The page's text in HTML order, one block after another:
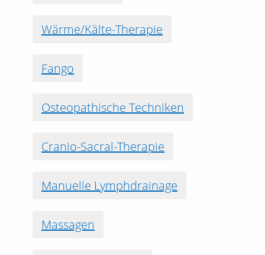
Wärme/Kälte-Therapie
Fango
Osteopathische Techniken
Cranio-Sacral-Therapie
Manuelle Lymphdrainage
Massagen